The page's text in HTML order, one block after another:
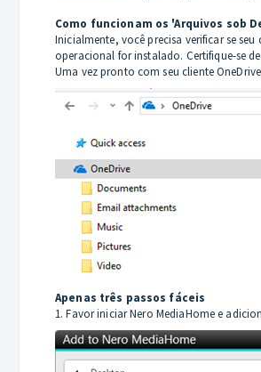
Como funcionam os 'Arquivos sob
Inicialmente, você precisa verificar se
operacional for instalado. Certifique-se
Uma vez pronto com seu cliente
Apenas três passos fáceis
1. Favor iniciar Nero MediaHome e